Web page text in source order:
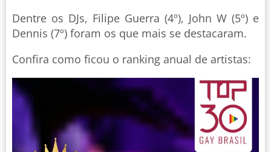
Dentre os DJs, Filipe Guerra (4º), John W (5º) e
Dennis (7º) foram os que mais se destacaram.
Confira como ficou o ranking anual de artistas: